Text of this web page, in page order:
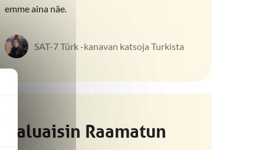
emme aina näe.
SAT-7 Türk -kanavan katsoja Turkista
Haluaisin Raamatun